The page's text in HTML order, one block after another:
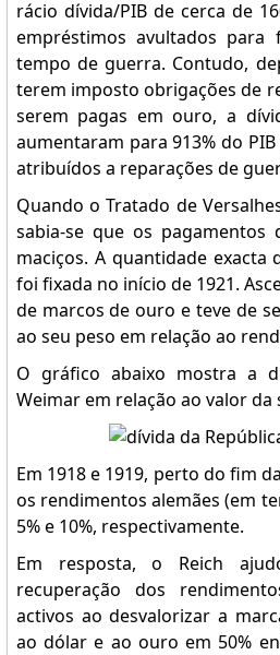
rácio dívida/PIB de cerca de
empréstimos avultados para
tempo de guerra. Contudo,
terem imposto obrigações de
serem pagas em ouro, a
aumentaram para 913% do
atribuídos a reparações de
Quando o Tratado de
sabia-se que os pagamentos
maciços. A quantidade exacta
foi fixada no início de 1921.
de marcos de ouro e teve de
ao seu peso em relação ao
O gráfico abaixo mostra a
Weimar em relação ao valor da
Em 1918 e 1919, perto do fim
os rendimentos alemães (em
5% e 10%, respectivamente.
Em resposta, o Reich
recuperação dos
activos ao desvalorizar a
ao dólar e ao ouro em 50%